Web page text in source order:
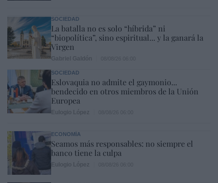
SOCIEDAD
La batalla no es solo “híbrida” ni
“biopolítica”, sino espiritual... y la ganará la
Virgen
SOCIEDAD
Eslovaquia no admite el gaymonio...
bendecido en otros miembros de la Unión
Europea
ECONOMÍA
Seamos más responsables: no siempre el
banco tiene la culpa